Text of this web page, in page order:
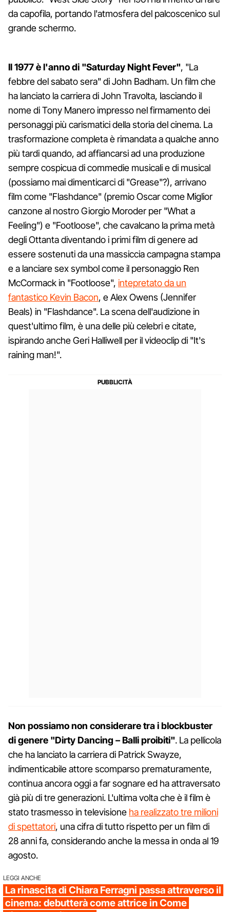
da capofila, portando l'atmosfera del palcoscenico sul
grande schermo.
Il 1977 è l'anno di "Saturday Night Fever", "La
febbre del sabato sera" di John Badham. Un film che
ha lanciato la carriera di John Travolta, lasciando il
nome di Tony Manero impresso nel firmamento dei
personaggi più carismatici della storia del cinema. La
trasformazione completa è rimandata a qualche anno
più tardi quando, ad affiancarsi ad una produzione
sempre cospicua di commedie musicali e di musical
(possiamo mai dimenticarci di "Grease"?), arrivano
film come "Flashdance" (premio Oscar come Miglior
canzone al nostro Giorgio Moroder per "What a
Feeling") e "Footloose", che cavalcano la prima metà
degli Ottanta diventando i primi film di genere ad
essere sostenuti da una massiccia campagna stampa
e a lanciare sex symbol come il personaggio Ren
McCormack in "Footloose", intepretato da un
fantastico Kevin Bacon, e Alex Owens (Jennifer
Beals) in "Flashdance". La scena dell'audizione in
quest'ultimo film, è una delle più celebri e citate,
ispirando anche Geri Halliwell per il videoclip di "It's
raining man!".
Non possiamo non considerare tra i blockbuster
di genere "Dirty Dancing – Balli proibiti". La pellicola
che ha lanciato la carriera di Patrick Swayze,
indimenticabile attore scomparso prematuramente,
continua ancora oggi a far sognare ed ha attraversato
già più di tre generazioni. L'ultima volta che è il film è
stato trasmesso in televisione ha realizzato tre milioni
di spettatori, una cifra di tutto rispetto per un film di
28 anni fa, considerando anche la messa in onda al 19
agosto.
LEGGI ANCHE
La rinascita di Chiara Ferragni passa attraverso il
cinema: debutterà come attrice in Come